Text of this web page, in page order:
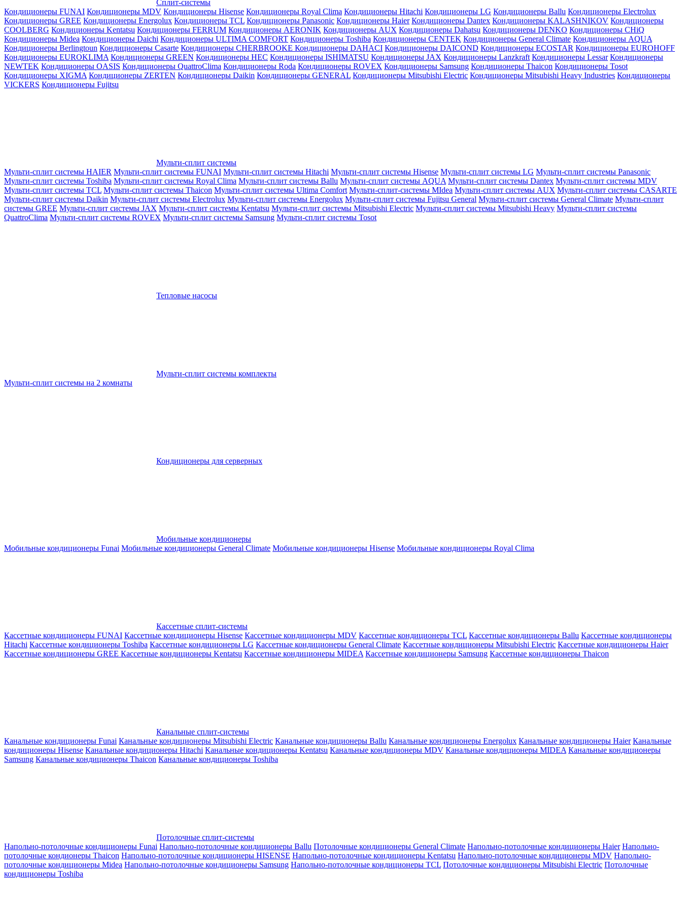
Сплит-системы
Кондиционеры FUNAI Кондиционеры MDV Кондиционеры Hisense Кондиционеры Royal Clima Кондиционеры Hitachi Кондиционеры LG Кондиционеры Ballu Кондиционеры Electrolux
Кондиционеры GREE Кондиционеры Energolux Кондиционеры TCL Кондиционеры Panasonic Кондиционеры Haier Кондиционеры Dantex Кондиционеры KALASHNIKOV Кондиционеры
СOOLBERG Кондиционеры Kentatsu Кондиционеры FERRUM Кондиционеры AERONIK Кондиционеры AUX Кондиционеры Dahatsu Кондиционеры DENKO Кондиционеры CHiQ
Кондиционеры Midea Кондиционеры Daichi Кондиционеры ULTIMA COMFORT Кондиционеры Toshiba Кондиционеры CENTEK Кондиционеры General Climate Кондиционеры AQUA
Кондиционеры Berlingtoun Кондиционеры Casarte Кондиционеры CHERBROOKE Кондиционеры DAHACI Кондиционеры DAICOND Кондиционеры ECOSTAR Кондиционеры EUROHOFF
Кондиционеры EUROKLIMA Кондиционеры GREEN Кондиционеры HEC Кондиционеры ISHIMATSU Кондиционеры JAX Кондиционеры Lanzkraft Кондиционеры Lessar Кондиционеры
NEWTEK Кондиционеры OASIS Кондиционеры QuattroClima Кондиционеры Roda Кондиционеры ROVEX Кондиционеры Samsung Кондиционеры Thaicon Кондиционеры Tosot
Кондиционеры XIGMA Кондиционеры ZERTEN Кондиционеры Daikin Кондиционеры GENERAL Кондиционеры Mitsubishi Electric Кондиционеры Mitsubishi Heavy Industries Кондиционеры
VICKERS Кондиционеры Fujitsu
Мульти-сплит системы
Мульти-сплит системы HAIER Мульти-сплит системы FUNAI Мульти-сплит системы Hitachi Мульти-сплит системы Hisense Мульти-сплит системы LG Мульти-сплит системы Panasonic
Мульти-сплит системы Toshiba Мульти-сплит системы Royal Clima Мульти-сплит системы Ballu Мульти-сплит системы AQUA Мульти-сплит системы Dantex Мульти-сплит системы MDV
Мульти-сплит системы TCL Мульти-сплит системы Thaicon Мульти-сплит системы Ultima Comfort Мульти-сплит-системы MIdea Мульти-сплит системы AUX Мульти-сплит системы CASARTE
Мульти-сплит системы Daikin Мульти-сплит системы Electrolux Мульти-сплит системы Energolux Мульти-сплит системы Fujitsu General Мульти-сплит системы General Climate Мульти-сплит
системы GREE Мульти-сплит системы JAX Мульти-сплит системы Kentatsu Мульти-сплит системы Mitsubishi Electric Мульти-сплит системы Mitsubishi Heavy Мульти-сплит системы
QuattroClima Мульти-сплит системы ROVEX Мульти-сплит системы Samsung Мульти-сплит системы Tosot
Тепловые насосы
Мульти-сплит системы комплекты
Мульти-сплит системы на 2 комнаты
Кондиционеры для серверных
Мобильные кондиционеры
Мобильные кондиционеры Funai Мобильные кондиционеры General Climate Мобильные кондиционеры Hisense Мобильные кондиционеры Royal Clima
Кассетные сплит-системы
Кассетные кондиционеры FUNAI Кассетные кондиционеры Hisense Кассетные кондиционеры MDV Кассетные кондиционеры TCL Кассетные кондиционеры Ballu Кассетные кондиционеры
Hitachi Кассетные кондиционеры Toshiba Кассетные кондиционеры LG Кассетные кондиционеры General Climate Кассетные кондиционеры Mitsubishi Electric Кассетные кондиционеры Haier
Кассетные кондиционеры GREE Кассетные кондиционеры Kentatsu Кассетные кондиционеры MIDEA Кассетные кондиционеры Samsung Кассетные кондиционеры Thaicon
Канальные сплит-системы
Канальные кондиционеры Funai Канальные кондиционеры Mitsubishi Electric Канальные кондиционеры Ballu Канальные кондиционеры Energolux Канальные кондиционеры Haier Канальные
кондиционеры Hisense Канальные кондиционеры Hitachi Канальные кондиционеры Kentatsu Канальные кондиционеры MDV Канальные кондиционеры MIDEA Канальные кондиционеры
Samsung Канальные кондиционеры Thaicon Канальные кондиционеры Toshiba
Потолочные сплит-системы
Напольно-потолочные кондиционеры Funai Напольно-потолочные кондиционеры Ballu Потолочные кондиционеры General Climate Напольно-потолочные кондиционеры Haier Напольно-
потолочные кондионеры Thaicon Напольно-потолочные кондиционеры HISENSE Напольно-потолочные кондиционеры Kentatsu Напольно-потолочные кондиционеры MDV Напольно-
потолочные кондиционеры Midea Напольно-потолочные кондиционеры Samsung Напольно-потолочные кондиционеры TCL Потолочные кондиционеры Mitsubishi Electric Потолочные
кондиционеры Toshiba